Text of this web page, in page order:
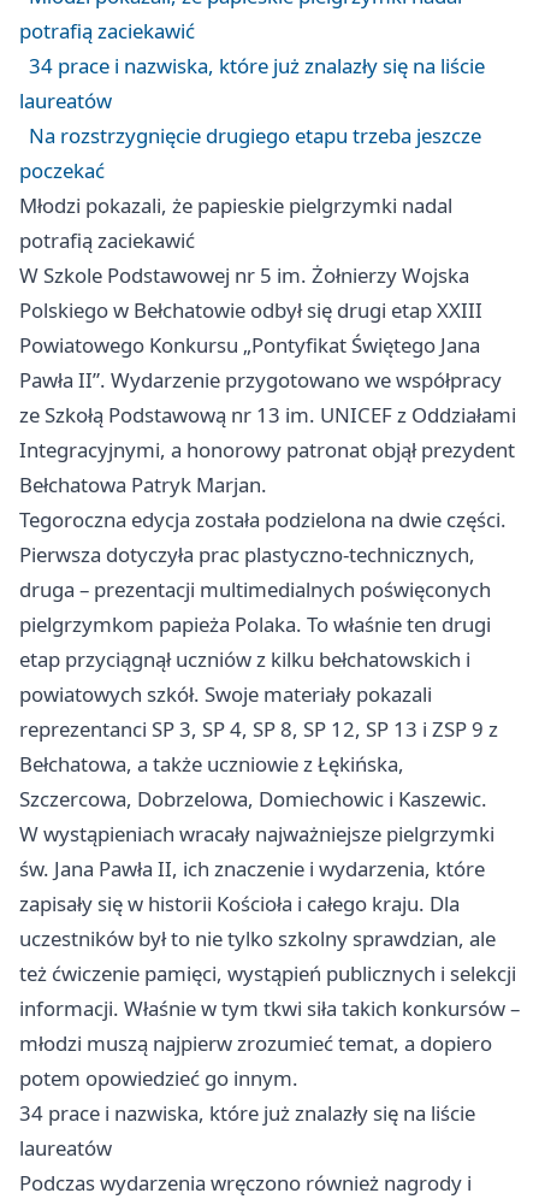
potrafią zaciekawić
34 prace i nazwiska, które już znalazły się na liście
laureatów
Na rozstrzygnięcie drugiego etapu trzeba jeszcze
poczekać
Młodzi pokazali, że papieskie pielgrzymki nadal
potrafią zaciekawić
W Szkole Podstawowej nr 5 im. Żołnierzy Wojska
Polskiego w Bełchatowie odbył się drugi etap XXIII
Powiatowego Konkursu „Pontyfikat Świętego Jana
Pawła II”. Wydarzenie przygotowano we współpracy
ze Szkołą Podstawową nr 13 im. UNICEF z Oddziałami
Integracyjnymi, a honorowy patronat objął prezydent
Bełchatowa Patryk Marjan.
Tegoroczna edycja została podzielona na dwie części.
Pierwsza dotyczyła prac plastyczno-technicznych,
druga – prezentacji multimedialnych poświęconych
pielgrzymkom papieża Polaka. To właśnie ten drugi
etap przyciągnął uczniów z kilku bełchatowskich i
powiatowych szkół. Swoje materiały pokazali
reprezentanci SP 3, SP 4, SP 8, SP 12, SP 13 i ZSP 9 z
Bełchatowa, a także uczniowie z Łękińska,
Szczercowa, Dobrzelowa, Domiechowic i Kaszewic.
W wystąpieniach wracały najważniejsze pielgrzymki
św. Jana Pawła II, ich znaczenie i wydarzenia, które
zapisały się w historii Kościoła i całego kraju. Dla
uczestników był to nie tylko szkolny sprawdzian, ale
też ćwiczenie pamięci, wystąpień publicznych i selekcji
informacji. Właśnie w tym tkwi siła takich konkursów –
młodzi muszą najpierw zrozumieć temat, a dopiero
potem opowiedzieć go innym.
34 prace i nazwiska, które już znalazły się na liście
laureatów
Podczas wydarzenia wręczono również nagrody i